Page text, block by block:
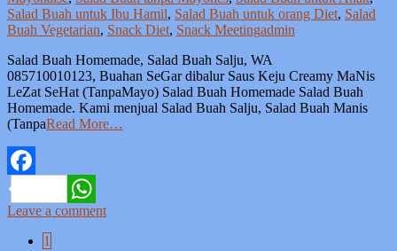
Salad Buah untuk Ibu Hamil, Salad Buah untuk orang Diet, Salad
Buah Vegetarian, Snack Diet, Snack Meetingadmin
Salad Buah Homemade, Salad Buah Salju, WA
085710010123, Buahan SeGar dibalur Saus Keju Creamy MaNis
LeZat SeHat (TanpaMayo) Salad Buah Homemade Salad Buah
Homemade. Kami menjual Salad Buah Salju, Salad Buah Manis
(TanpaRead More…
Facebook
WhatsApp
Leave a comment
Posts
1